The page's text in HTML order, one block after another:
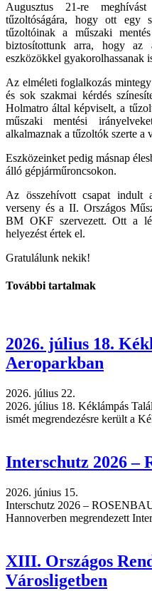
Augusztus 21-re
tűzoltóságára, hogy ott egy
tűzoltóinak a műszaki
biztosítottunk arra, hogy az
eszközökkel gyakorolhassanak
Az elméleti foglalkozás
és sok szakmai kérdés
Holmatro által képviselt, a
műszaki mentési
alkalmaznak a tűzoltók szerte a
Eszközeinket pedig másnap
álló gépjárműroncsokon.
Az összehívott csapat indult
verseny és a II. Országos
BM OKF szervezett. Ott a
helyezést értek el.
Gratulálunk nekik!
További tartalmak
2026. július 18.
Aeroparkban
2026. július 22.
2026. július 18. Kéklámpás
ismét megrendezésre került a
Interschutz 2026 –
2026. június 15.
Interschutz 2026 –
Hannoverben megrendezett
XIII. Országos
Városligetben